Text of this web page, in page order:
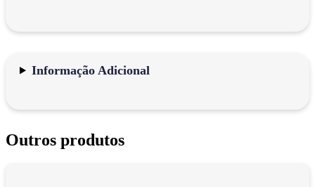
Informação Adicional
Outros produtos